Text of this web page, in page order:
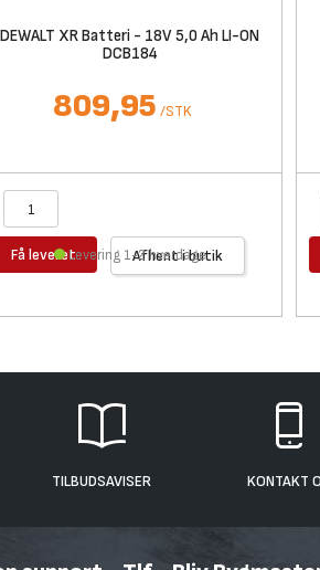
DEWALT XR Batteri - 18V 5,0 Ah LI-ON
DCB184
809,95 /STK
Få leveret Afhent i butik
Levering 1-2 hverdage
TILBUDSAVISER KONTAKT